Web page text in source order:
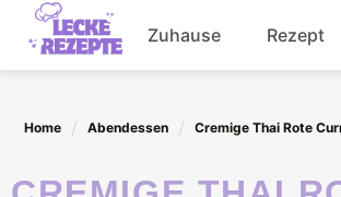
Skip
content
Zuhause Rezept
Home Abendessen Cremige Thai Rote